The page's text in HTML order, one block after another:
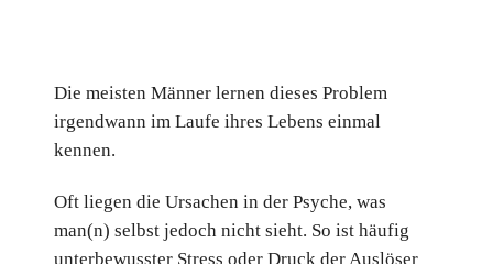
Die meisten Männer lernen dieses Problem
irgendwann im Laufe ihres Lebens einmal
kennen.
Oft liegen die Ursachen in der Psyche, was
man(n) selbst jedoch nicht sieht. So ist häufig
unterbewusster Stress oder Druck der Auslöser